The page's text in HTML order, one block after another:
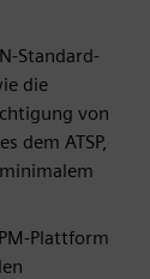
Standard-
die
von
dem ATSP,
Plattform